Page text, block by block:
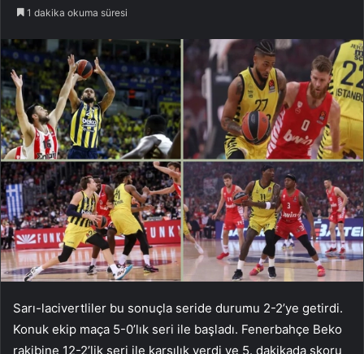
1 dakika okuma süresi
Sarı-lacivertliler bu sonuçla seride durumu 2-2’ye getirdi.
Konuk ekip maça 5-0’lık seri ile başladı. Fenerbahçe Beko
rakibine 12-2’lik seri ile karşılık verdi ve 5. dakikada skoru